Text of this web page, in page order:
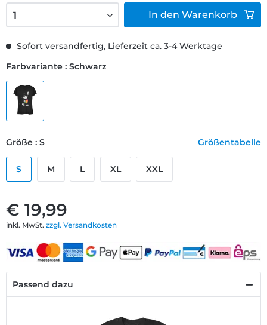
€ 19,99
inkl. MwSt. zzgl. Versandkosten
Sofort versandfertig, Lieferzeit ca. 3-4 Werktage
Farbvariante : Schwarz
Größe : S Größentabelle
S M L XL XXL
In den Warenkorb
Passend dazu